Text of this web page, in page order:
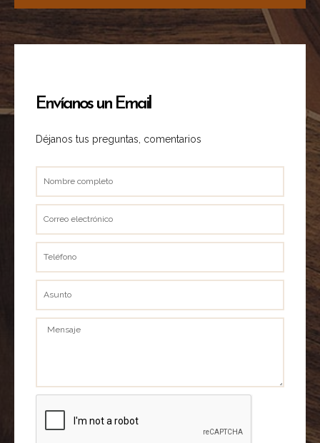
Envíanos un Email
Déjanos tus preguntas, comentarios
Mensaje